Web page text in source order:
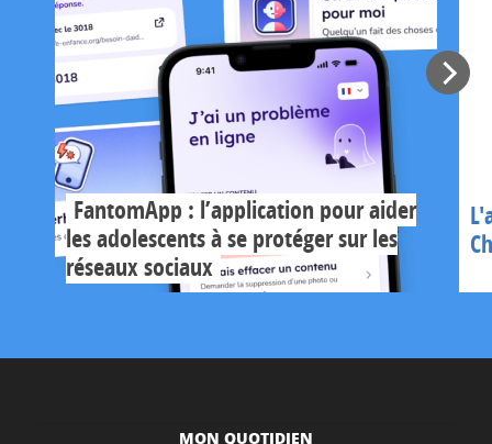
FantomApp : l’application pour aider
les adolescents à se protéger sur les
réseaux sociaux
MON QUOTIDIEN